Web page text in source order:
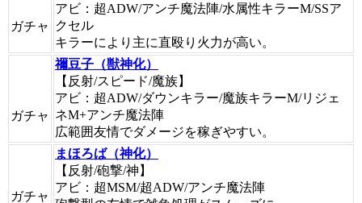
ガチャ
アビ：超ADW/アンチ魔法陣/水属性キラーM/SSア
クセル
キラーにより主に直殴り火力が高い。
ガチャ
禰豆子（獣神化）
【反射/スピード/魔族】
アビ：超ADW/ダウンキラー/魔族キラーM/リジェ
ネM+アンチ魔法陣
広範囲友情でダメージを稼ぎやすい。
ガチャ
まほろば（神化）
【反射/砲撃/神】
アビ：超MSM/超ADW/アンチ魔法陣